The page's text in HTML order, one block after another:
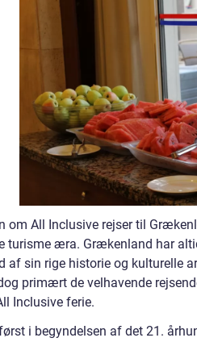
om All Inclusive rejser til
turisme æra. Grækenland har
af sin rige historie og kulturelle
primært de velhavende
Inclusive ferie.
i begyndelsen af det 21.